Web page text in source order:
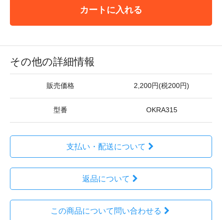
カートに入れる
その他の詳細情報
販売価格 2,200円(税200円)
型番 OKRA315
支払い・配送について
返品について
この商品について問い合わせる